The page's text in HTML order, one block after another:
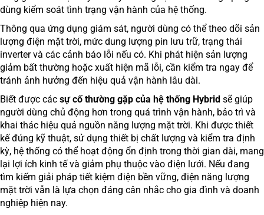
dùng kiểm soát tình trạng vận hành của hệ thống.
Thông qua ứng dụng giám sát, người dùng có thể theo dõi sản
lượng điện mặt trời, mức dung lượng pin lưu trữ, trạng thái
inverter và các cảnh báo lỗi nếu có. Khi phát hiện sản lượng
giảm bất thường hoặc xuất hiện mã lỗi, cần kiểm tra ngay để
tránh ảnh hưởng đến hiệu quả vận hành lâu dài.
Biết được các sự cố thường gặp của hệ thống Hybrid sẽ giúp
người dùng chủ động hơn trong quá trình vận hành, bảo trì và
khai thác hiệu quả nguồn năng lượng mặt trời. Khi được thiết
kế đúng kỹ thuật, sử dụng thiết bị chất lượng và kiểm tra định
kỳ, hệ thống có thể hoạt động ổn định trong thời gian dài, mang
lại lợi ích kinh tế và giảm phụ thuộc vào điện lưới. Nếu đang
tìm kiếm giải pháp tiết kiệm điện bền vững, điện năng lượng
mặt trời vẫn là lựa chọn đáng cân nhắc cho gia đình và doanh
nghiệp hiện nay.